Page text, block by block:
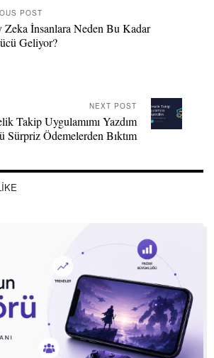
POST
Zeka İnsanlara Neden Bu Kadar
Geliyor?
NEXT POST
Takip Uygulamımı Yazdım
Sürpriz Ödemelerden Bıktım